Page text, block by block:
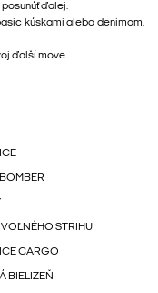
ďalej.
kúskami alebo denimom.
ďalší move.
STRIHU
CARGO
BIELIZEŇ